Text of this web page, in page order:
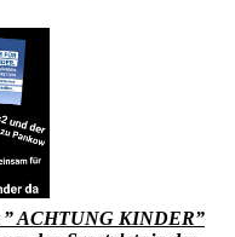
” ACHTUNG KINDER”